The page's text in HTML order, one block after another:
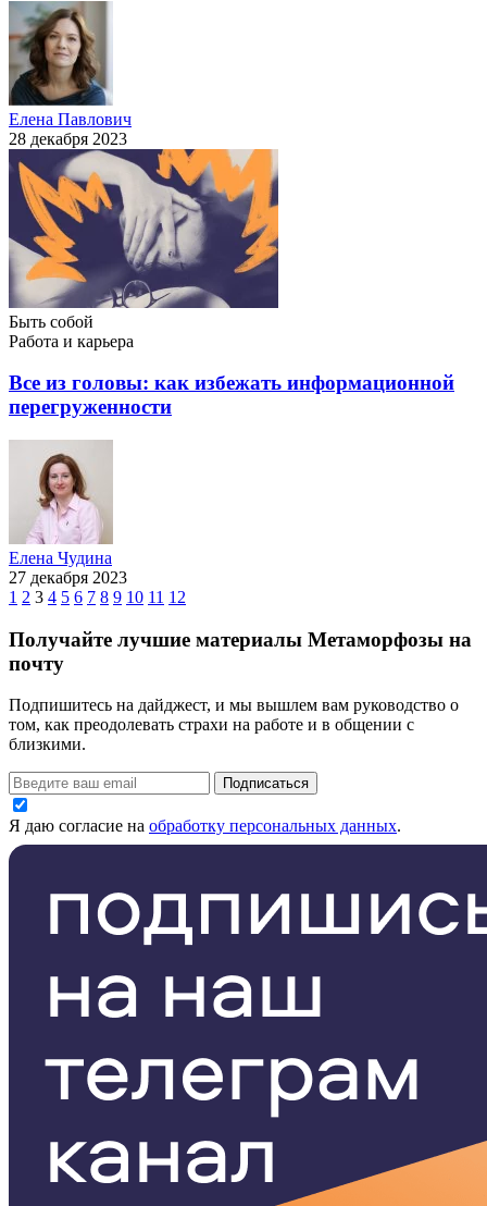
Елена Павлович
28 декабря 2023
Быть собой
Работа и карьера
Все из головы: как избежать информационной
перегруженности
Елена Чудина
27 декабря 2023
1 2 3 4 5 6 7 8 9 10 11 12
Получайте лучшие материалы Метаморфозы на
почту
Подпишитесь на дайджест, и мы вышлем вам руководство о
том, как преодолевать страхи на работе и в общении с
близкими.
Подписаться
Я даю согласие на обработку персональных данных.